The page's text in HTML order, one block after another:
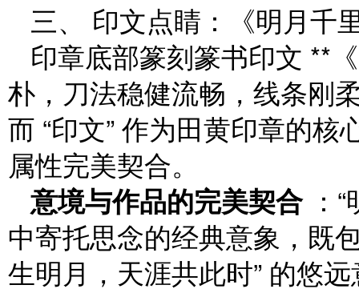
三、 印文点睛：《明月千
印章底部篆刻篆书印文 **
朴，刀法稳健流畅，线条刚
而 “印文” 作为田黄印章的
属性完美契合。
意境与作品的完美契合：“
中寄托思念的经典意象，既
生明月，天涯共此时” 的悠